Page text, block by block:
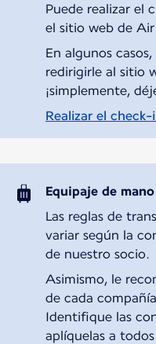
Puede realizar el
el sitio web de Air
En algunos
redirigirle al sitio
¡simplemente,
Realizar el check-
Equipaje de mano
Las reglas de
variar según la
de nuestro socio.
Asimismo, le
de cada
Identifique las
aplíquelas a